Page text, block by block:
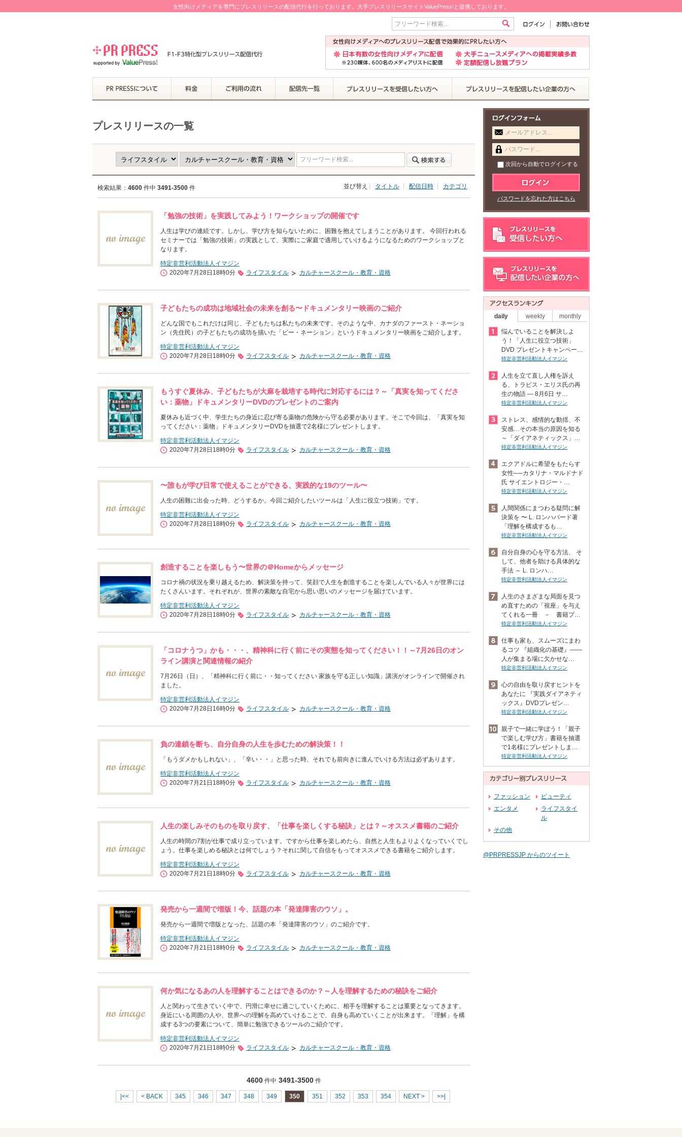
女性向けメディアを専門にプレスリリースの配信代行を行っております。大手プレスリリースサイトValuePress!と提携しております。
フリーワード検索...
プレスリリースの一覧
フリーワード検索...
検索結果： 4600 件中 3491-3500 件 並び替え タイトル 配信日時 カテゴリ
「勉強の技術」を実践してみよう！ワークショップの開催です
人生は学びの連続です。しかし、学び方を知らないために、困難を抱えてしまうことがあります。 今回行われる
セミナーでは「勉強の技術」の実践として、実際にご家庭で適用していけるようになるためのワークショップと
なります。
特定非営利活動法人イマジン
2020年7月28日18時0分
ライフスタイル カルチャースクール・教育・資格
子どもたちの成功は地域社会の未来を創る〜ドキュメンタリー映画のご紹介
どんな国でもこれだけは同じ、子どもたちは私たちの未来です。そのような中、カナダのファースト・ネーショ
ン（先住民）の子どもたちの成功を描いた「ビー・ネーション」というドキュメンタリー映画をご紹介します。
特定非営利活動法人イマジン
2020年7月28日18時0分
ライフスタイル カルチャースクール・教育・資格
もうすぐ夏休み、子どもたちが大麻を栽培する時代に対応するには？～「真実を知ってくださ
い：薬物」ドキュメンタリーDVDのプレゼントのご案内
夏休みも近づく中、学生たちの身近に忍び寄る薬物の危険から守る必要があります。そこで今回は、「真実を知
ってください：薬物」ドキュメンタリーDVDを抽選で2名様にプレゼントします。
特定非営利活動法人イマジン
2020年7月28日18時0分
ライフスタイル カルチャースクール・教育・資格
〜誰もが学び日常で使えることができる、実践的な19のツール〜
人生の困難に出会った時、どうするか。今回ご紹介したいツールは「人生に役立つ技術」です。
特定非営利活動法人イマジン
2020年7月28日18時0分
ライフスタイル カルチャースクール・教育・資格
創造することを楽しもう〜世界の＠Homeからメッセージ
コロナ禍の状況を乗り越えるため、解決策を持って、笑顔で人生を創造することを楽しんでいる人々が世界には
たくさんいます。それぞれが、世界の素敵な自宅から思い思いのメッセージを届けています。
特定非営利活動法人イマジン
2020年7月28日18時0分
ライフスタイル カルチャースクール・教育・資格
「コロナうつ」かも・・・、精神科に行く前にその実態を知ってください！！～7月26日のオン
ライン講演と関連情報の紹介
7月26日（日）、「精神科に行く前に・・知ってください 家族を守る正しい知識」講演がオンラインで開催され
ました。
特定非営利活動法人イマジン
2020年7月28日16時0分
ライフスタイル カルチャースクール・教育・資格
負の連鎖を断ち、自分自身の人生を歩むための解決策！！
「もうダメかもしれない」、「辛い・・」と思った時、それでも前向きに進んでいける方法は必ずあります。
特定非営利活動法人イマジン
2020年7月21日18時0分
ライフスタイル カルチャースクール・教育・資格
人生の楽しみそのものを取り戻す、「仕事を楽しくする秘訣」とは？～オススメ書籍のご紹介
人生の時間の7割が仕事で成り立っています。ですから仕事を楽しめたら、自然と人生もよりよくなっていくでし
ょう。仕事を楽しめる秘訣とは何でしょう？それに関して自信をもってオススメできる書籍をご紹介します。
特定非営利活動法人イマジン
2020年7月21日18時0分
ライフスタイル カルチャースクール・教育・資格
発売から一週間で増版！今、話題の本「発達障害のウソ」。
発売から一週間で増版となった、話題の本「発達障害のウソ」のご紹介です。
特定非営利活動法人イマジン
2020年7月21日18時0分
ライフスタイル カルチャースクール・教育・資格
何か気になるあの人を理解することはできるのか？～人を理解するための秘訣をご紹介
人と関わって生きていく中で、円滑に幸せに過ごしていくために、相手を理解することは重要となってきます。
身近にいる周囲の人や、世界への理解を高めていけることで、自身も高めていくことが出来ます。「理解」を構
成する3つの要素について、簡単に勉強できるツールのご紹介です。
特定非営利活動法人イマジン
2020年7月21日18時0分
ライフスタイル カルチャースクール・教育・資格
4600件中 3491-3500件
|<< < BACK 345 346 347 348 349 350 351 352 353 354 NEXT > >>|
メールアドレス...
パスワード...
次回から自動でログインする
パスワードを忘れた方はこちら
daily weekly monthly
悩んでいることを解決しよ
う！「人生に役立つ技術」
DVD プレゼントキャンペー…
特定非営利活動法人イマジン
人生を立て直し人権を訴え
る、トラビス・エリス氏の再
生の物語 ― 8月6日 サ…
特定非営利活動法人イマジン
ストレス、感情的な動揺、不
安感…その本当の原因を知る
～「ダイアネティックス」…
特定非営利活動法人イマジン
エクアドルに希望をもたらす
女性──カタリナ・マルドナド
氏 サイエントロジー・…
特定非営利活動法人イマジン
人間関係にまつわる疑問に解
決策を 〜 L. ロンハバード著
「理解を構成するも…
特定非営利活動法人イマジン
自分自身の心を守る方法、 そ
して、他者を助ける具体的な
手法 ～ L. ロンハ…
特定非営利活動法人イマジン
人生のさまざまな局面を見つ
め直すための「視座」を与え
てくれる一冊 － 書籍プ…
特定非営利活動法人イマジン
仕事も家も、スムーズにまわ
るコツ 『組織化の基礎』――
人が集まる場に欠かせな…
特定非営利活動法人イマジン
心の自由を取り戻すヒントを
あなたに 『実践ダイアネティ
ックス』DVDプレゼン…
特定非営利活動法人イマジン
親子で一緒に学ぼう！「親子
で楽しむ学び方」書籍を抽選
で1名様にプレゼントしま…
特定非営利活動法人イマジン
ファッション
ビューティ
エンタメ
ライフスタイ
ル
その他
@PRPRESSJP からのツイート